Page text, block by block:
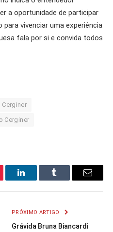
a oportunidade de participar
vivenciar uma experiência
fala por si e convida todos
Cerginer
Cerginer
LinkedInTumblr Email
PRÓXIMO ARTIGO
Grávida Bruna Biancardi